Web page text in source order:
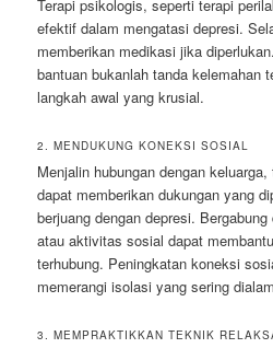
Terapi psikologis, seperti terapi
efektif dalam mengatasi depresi.
memberikan medikasi jika
bantuan bukanlah tanda kelemahan
langkah awal yang krusial.
2. MENDUKUNG KONEKSI SOSIAL
Menjalin hubungan dengan
dapat memberikan dukungan yang
berjuang dengan depresi.
atau aktivitas sosial dapat
terhubung. Peningkatan koneksi
memerangi isolasi yang sering
3. MEMPRAKTIKKAN TEKNIK